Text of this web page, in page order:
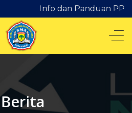
Info dan Panduan
Berita